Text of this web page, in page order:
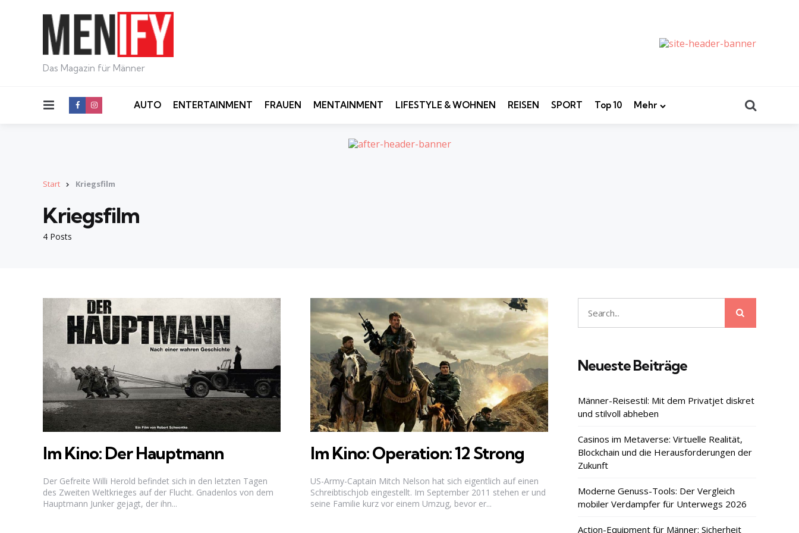
Das Magazin für Männer
Menu AUTO ENTERTAINMENT FRAUEN MENTAINMENT LIFESTYLE & WOHNEN REISEN SPORT Top 10 Mehr
Start Kriegsfilm
4 Posts
Kriegsfilm
Im Kino: Der Hauptmann
Der Gefreite Willi Herold befindet sich in den letzten Tagen
des Zweiten Weltkrieges auf der Flucht. Gnadenlos von dem
Hauptmann Junker gejagt, der ihn...
Im Kino: Operation: 12 Strong
US-Army-Captain Mitch Nelson hat sich eigentlich auf einen
Schreibtischjob eingestellt. Im September 2011 stehen er und
seine Familie kurz vor einem Umzug, bevor er...
Search
for:
Neueste Beiträge
Männer-Reisestil: Mit dem Privatjet diskret
und stilvoll abheben
Casinos im Metaverse: Virtuelle Realität,
Blockchain und die Herausforderungen der
Zukunft
Moderne Genuss-Tools: Der Vergleich
mobiler Verdampfer für Unterwegs 2026
Action-Equipment für Männer: Sicherheit